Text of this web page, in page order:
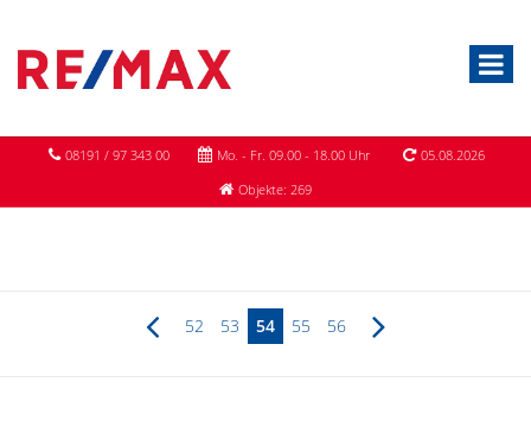
08191 / 97 343 00 Mo. - Fr. 09.00 - 18.00 Uhr
05.08.2026
Objekte: 269
52 53 54 55 56